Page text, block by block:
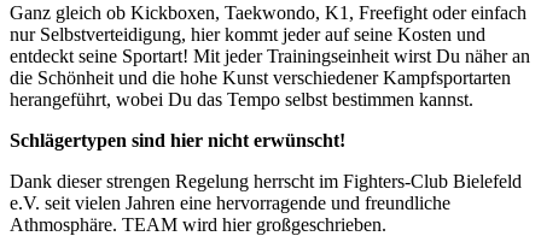
Ganz gleich ob Kickboxen, Taekwondo, K1, Freefight oder einfach
nur Selbstverteidigung, hier kommt jeder auf seine Kosten und
entdeckt seine Sportart! Mit jeder Trainingseinheit wirst Du näher an
die Schönheit und die hohe Kunst verschiedener Kampfsportarten
herangeführt, wobei Du das Tempo selbst bestimmen kannst.
Schlägertypen sind hier nicht erwünscht!
Dank dieser strengen Regelung herrscht im Fighters-Club Bielefeld
e.V. seit vielen Jahren eine hervorragende und freundliche
Athmosphäre. TEAM wird hier großgeschrieben.